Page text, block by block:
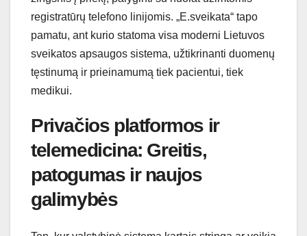
registratūrų telefono linijomis. „E.sveikata“ tapo
pamatu, ant kurio statoma visa moderni Lietuvos
sveikatos apsaugos sistema, užtikrinanti duomenų
tęstinumą ir prieinamumą tiek pacientui, tiek
medikui.
Privačios platformos ir
telemedicina: Greitis,
patogumas ir naujos
galimybės